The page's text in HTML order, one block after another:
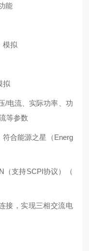
能
模拟
拟
/电流、实际功率、功
等参数
符合能源之星（Energ
（支持SCPI协议）（
接，实现三相交流电